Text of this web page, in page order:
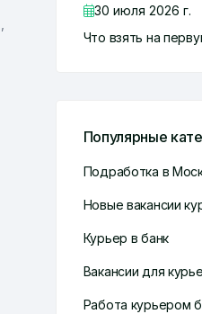
30 июля 2026 г.
Что взять на
Популярные
Подработка в
Новые вакансии
Курьер в банк
Вакансии для
Работа курьером